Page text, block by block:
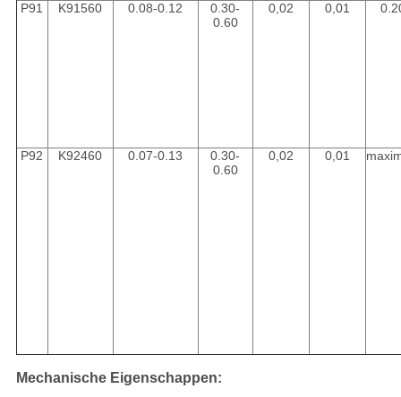
P91 K91560 0.08-0.12
0.30-
0.60
0,02 0,01
P92 K92460 0.07-0.13
0.30-
0.60
0,02 0,01
Mechanische Eigenschappen: